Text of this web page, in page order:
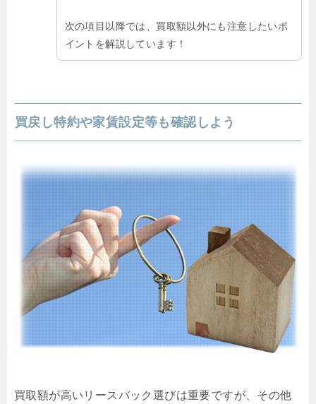
次の項目以降では、買取額以外にも注意したいポ
イントを解説しています！
買戻し特約や家賃設定等も確認しよう
買取額が高いリースバック選びは重要ですが、その他